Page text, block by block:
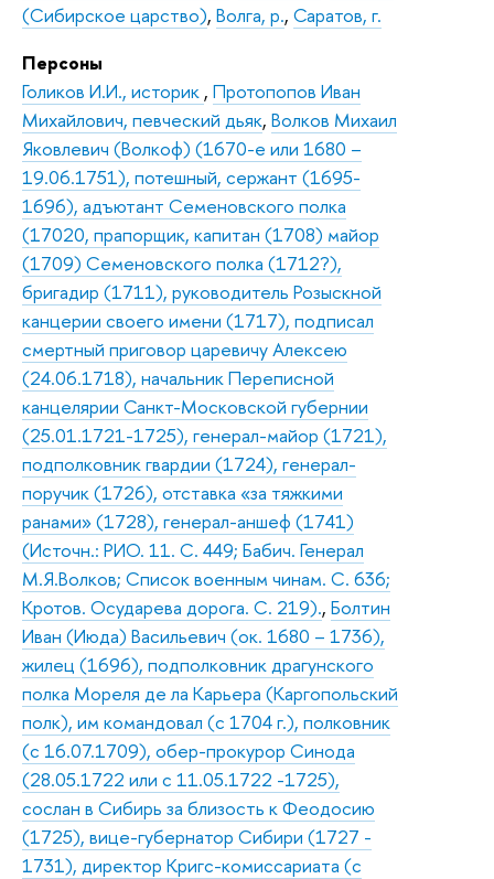
(Сибирское царство), Волга, р., Саратов, г.
Персоны
Голиков И.И., историк , Протопопов Иван
Михайлович, певческий дьяк, Волков Михаил
Яковлевич (Волкоф) (1670-е или 1680 –
19.06.1751), потешный, сержант (1695-
1696), адъютант Семеновского полка
(17020, прапорщик, капитан (1708) майор
(1709) Семеновского полка (1712?),
бригадир (1711), руководитель Розыскной
канцерии своего имени (1717), подписал
смертный приговор царевичу Алексею
(24.06.1718), начальник Переписной
канцелярии Санкт-Московской губернии
(25.01.1721-1725), генерал-майор (1721),
подполковник гвардии (1724), генерал-
поручик (1726), отставка «за тяжкими
ранами» (1728), генерал-аншеф (1741)
(Источн.: РИО. 11. С. 449; Бабич. Генерал
М.Я.Волков; Список военным чинам. С. 636;
Кротов. Осударева дорога. С. 219)., Болтин
Иван (Июда) Васильевич (ок. 1680 – 1736),
жилец (1696), подполковник драгунского
полка Мореля де ла Карьера (Каргопольский
полк), им командовал (с 1704 г.), полковник
(с 16.07.1709), обер-прокурор Синода
(28.05.1722 или с 11.05.1722 -1725),
сослан в Сибирь за близость к Феодосию
(1725), вице-губернатор Сибири (1727 -
1731), директор Кригс-комиссариата (с